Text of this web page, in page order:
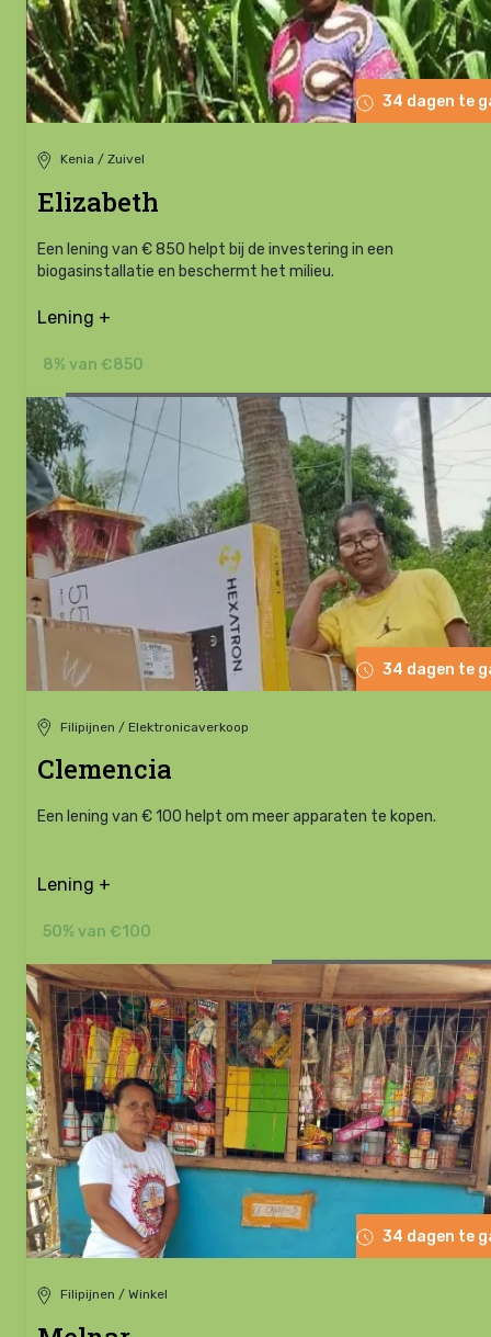
34 dagen te
Kenia / Zuivel
Elizabeth
Een lening van € 850 helpt bij de investering in een
biogasinstallatie en beschermt het milieu.
Lening +
8% van €850
34 dagen te
Filipijnen / Elektronicaverkoop
Clemencia
Een lening van € 100 helpt om meer apparaten te kopen.
Lening +
50% van €100
34 dagen te
Filipijnen / Winkel